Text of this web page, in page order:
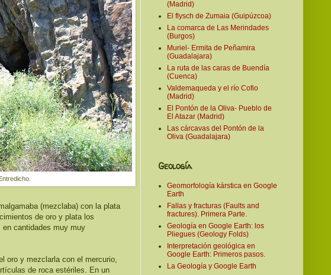
(mezclaba) con la plata
de oro y plata los
en cantidades muy muy
oro y mezclarla con el mercurio,
de roca estériles. En un
(Madrid)
El flysch de Zumaia (Guipúzcoa)
La comarca de Las Merindades
(Burgos)
Muriel- Ermita de Peñamira
(Guadalajara)
La ruta de las caras de Buendía
(Cuenca)
Valdemaqueda y el río Cofio
(Madrid)
El Pontón de la Oliva- Pueblo de
El Atazar (Madrid)
Las cárcavas del Pontón de la
Oliva (Guadalajara)
Geología
Geomorfología kárstica en Google
Earth
Fallas y fracturas (Faults and
fractures). Primera Parte.
Geología en Google Earth: los
Pliegues (Geology Folds)
Interpretación geológica en
Google Earth: Primeros pasos.
La Geología y Google Earth